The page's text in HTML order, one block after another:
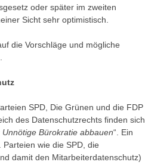
oder später im zweiten
Sicht sehr optimistisch.
die Vorschläge und mögliche
SPD, Die Grünen und die FDP
des Datenschutzrechts finden sich
Bürokratie abbauen“. Ein
wie die SPD, die
damit den Mitarbeiterdatenschutz)